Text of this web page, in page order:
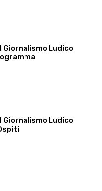
Giornalismo Ludico
Giornalismo Ludico